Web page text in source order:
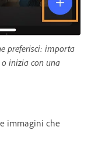
preferisci: importa
inizia con una
immagini che